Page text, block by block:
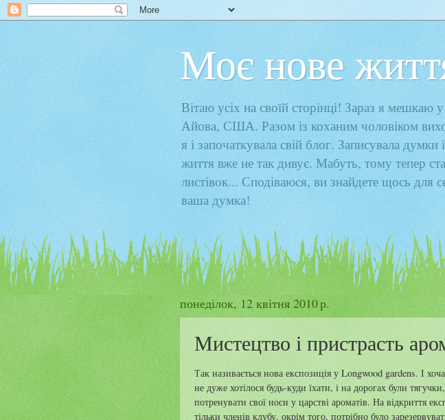
Моє нове
Вітаю усіх на своїй сторінці! Зараз я
Айова, США. Разом із коханим чоловіком
я і започаткувала свій блог. Записувала
життя вже не так дивує. Мабуть, тому тепер
листівок... Сподіваюся, ви знайдете щось для
ваша думка!
понеділок, 12 квітня 2010 р.
Мистецтво і пристрасть
Так називається нова експозиція у Longwood gardens. І
не дуже хотілося будь-куди їхати, і на дорогах були
потренувати свої носи у царстві ароматів. На відкриття
тільки членів клубу, окрім того, потрібно було